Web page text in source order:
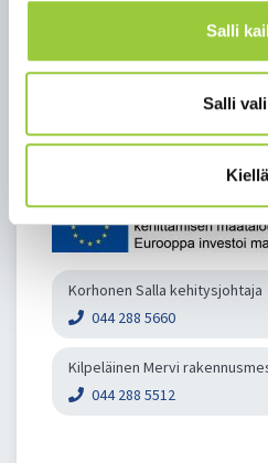
Salli
Salli
Kiellä
Korhonen Salla kehitysjohtaja
044 288 5660
Kilpeläinen Mervi
044 288 5512